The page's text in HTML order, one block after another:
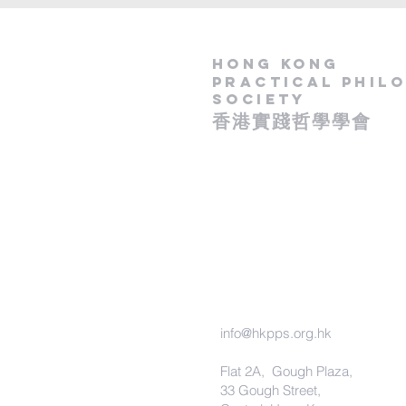
Hong Kong
Practical
Society
​香港實踐哲學學會
info@hkpps.org.hk
Flat 2A, Gough Plaza,
33 Gough Street,